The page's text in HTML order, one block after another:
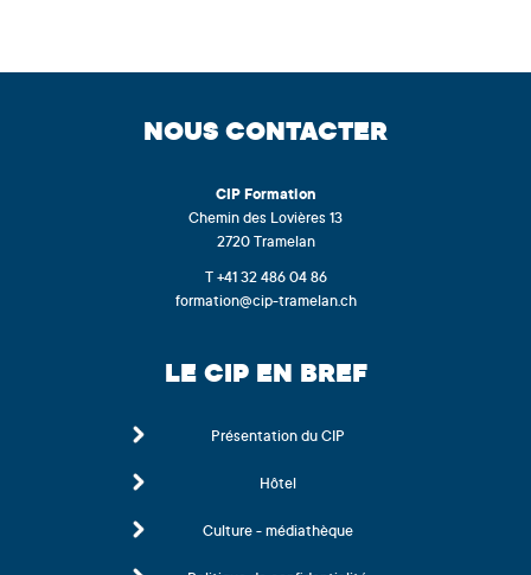
NOUS CONTACTER
CIP Formation
Chemin des Lovières 13
2720 Tramelan
T +41 32 486 04 86
formation@cip-tramelan.ch
LE CIP EN BREF
Présentation du CIP
Hôtel
Culture - médiathèque